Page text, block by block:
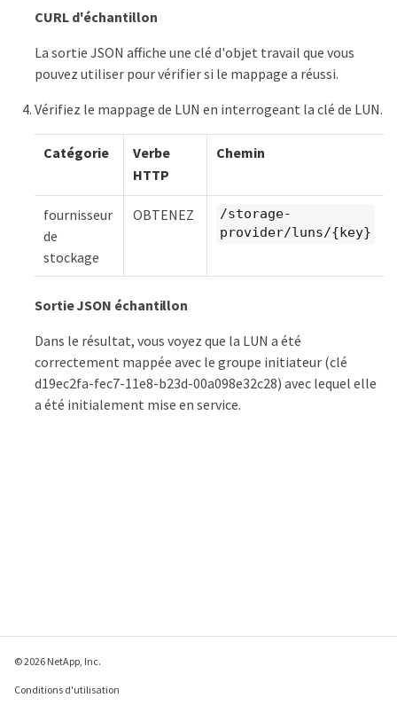
CURL d'échantillon
La sortie JSON affiche une clé d'objet travail que vous
pouvez utiliser pour vérifier si le mappage a réussi.
Vérifiez le mappage de LUN en interrogeant la clé de LUN.
Catégorie
Verbe
HTTP
Chemin
fournisseur
de
stockage
OBTENEZ
/storage-
provider/luns/{key}
Sortie JSON échantillon
Dans le résultat, vous voyez que la LUN a été
correctement mappée avec le groupe initiateur (clé
d19ec2fa-fec7-11e8-b23d-00a098e32c28) avec lequel elle
a été initialement mise en service.
© 2026 NetApp, Inc.
Conditions d'utilisation